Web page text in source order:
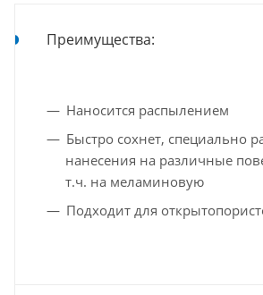
Преимущества:
Наносится распылением
Быстро сохнет, специально
нанесения на различные
т.ч. на меламиновую
Подходит для